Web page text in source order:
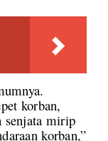
korban,
senjata mirip
korban,”